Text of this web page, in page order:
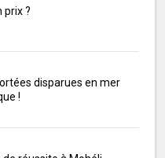
prix ?
disparues en mer
!